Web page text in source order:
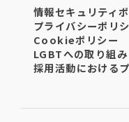
情報セキュリティ
プライバシーポリ
Cookieポリシー
LGBTへの取り組み
採用活動における